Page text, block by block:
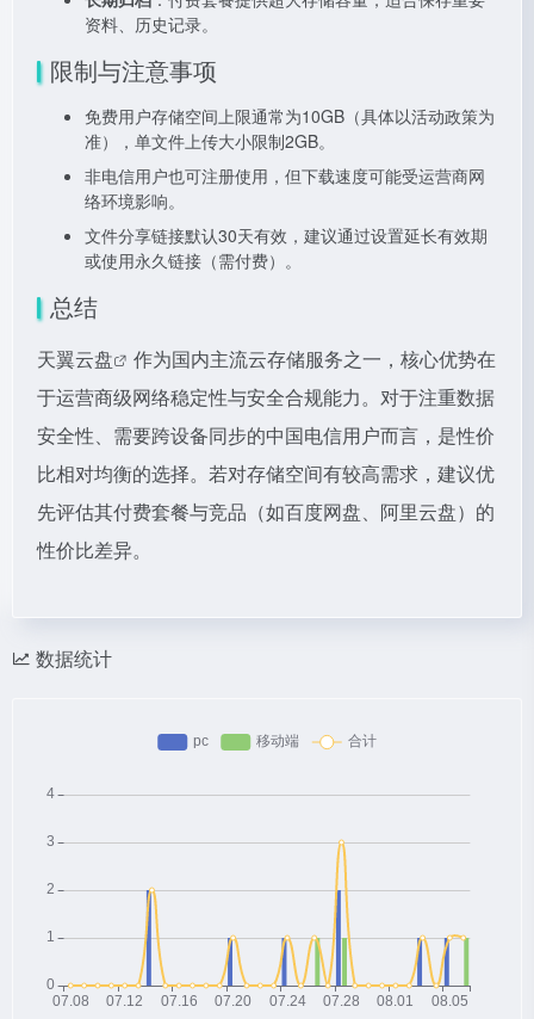
资料、历史记录。
限制与注意事项
免费用户存储空间上限通常为10GB（具体以活动政策为
准），单文件上传大小限制2GB。
非电信用户也可注册使用，但下载速度可能受运营商网
络环境影响。
文件分享链接默认30天有效，建议通过设置延长有效期
或使用永久链接（需付费）。
总结
天翼云盘
作为国内主流云存储服务之一，核心优势在
于运营商级网络稳定性与安全合规能力。对于注重数据
安全性、需要跨设备同步的中国电信用户而言，是性价
比相对均衡的选择。若对存储空间有较高需求，建议优
先评估其付费套餐与竞品（如百度网盘、阿里云盘）的
性价比差异。
数据统计